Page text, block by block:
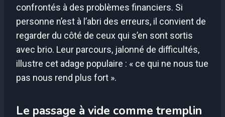
confrontés à des problèmes financiers. Si
personne n’est à l’abri des erreurs, il convient de
regarder du côté de ceux qui s’en sont sortis
avec brio. Leur parcours, jalonné de difficultés,
illustre cet adage populaire : « ce qui ne nous tue
pas nous rend plus fort ».
Le passage à vide comme tremplin